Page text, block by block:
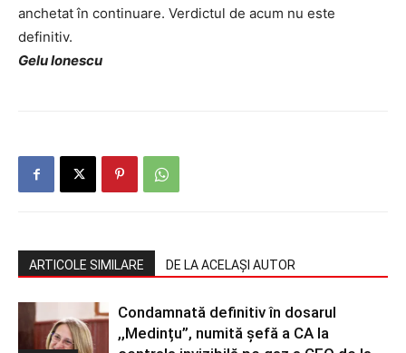
anchetat în continuare. Verdictul de acum nu este
definitiv.
Gelu Ionescu
ARTICOLE SIMILARE DE LA ACELAȘI AUTOR
Condamnată definitiv în dosarul
,,Medințu”, numită șefă a CA la